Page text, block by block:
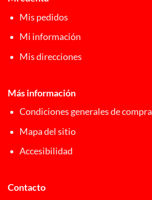
Mis pedidos
Mi información
Mis direcciones
Más información
Condiciones generales de compra
Mapa del sitio
Accesibilidad
Contacto